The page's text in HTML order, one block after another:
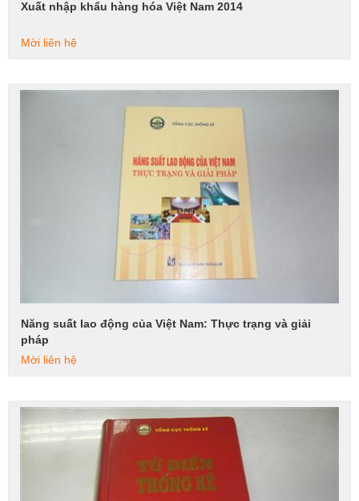
Xem tiếp
Xuất nhập khẩu hàng hóa Việt Nam 2014
Mời liên hệ
Xem tiếp
Năng suất lao động của Việt Nam: Thực trạng và giải
pháp
Mời liên hệ